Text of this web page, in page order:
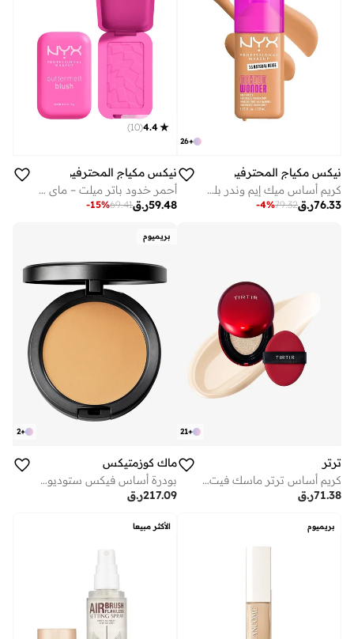
+
26
نيكس مكياج المحترفين
كريم أساس ميك إيم وندر بلمسة نهائية مطفية ناتشورال بيج
ر.ق76.33
79.32
-4%
4.4
(
10
)
نيكس مكياج المحترفين
أحمر خدود باتر ميلت – ماي باتا هاف
ر.ق59.48
69.41
-15%
+
21
ترتر
كريم أساس ترتر ماسك فيت ريد كوشن - فير آيفوري - 4.5 جرام
ر.ق71.38
بريميوم
+
2
ماك كوزمتيكس
بودرة أساس فيكس ستوديو - إن سي 42
ر.ق217.09
بريميوم الأكثر مبيعا